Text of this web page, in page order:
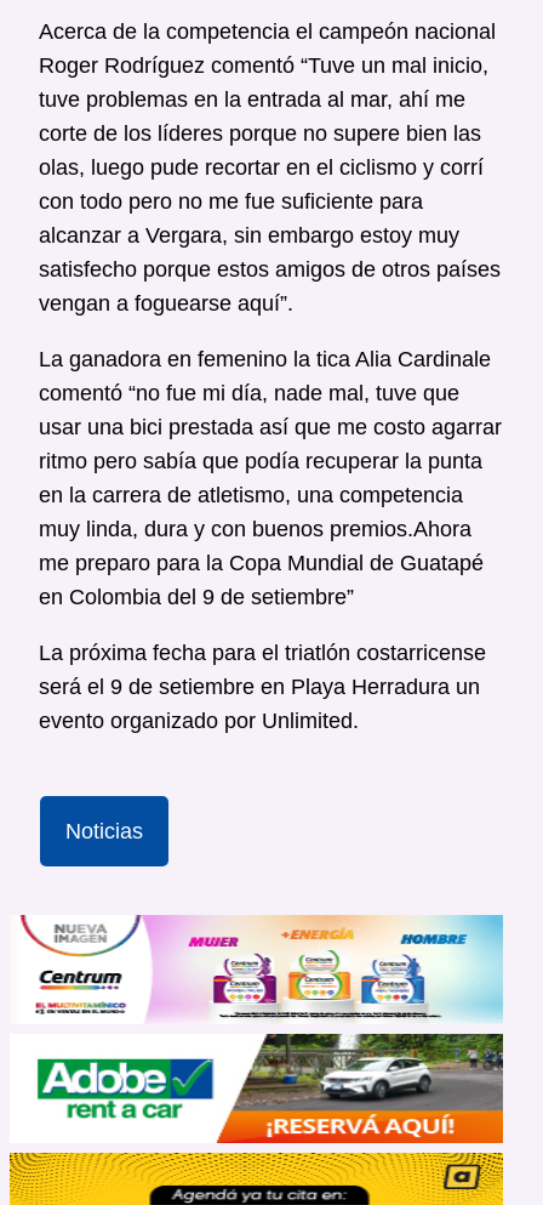
Acerca de la competencia el campeón nacional
Roger Rodríguez comentó “Tuve un mal inicio,
tuve problemas en la entrada al mar, ahí me
corte de los líderes porque no supere bien las
olas, luego pude recortar en el ciclismo y corrí
con todo pero no me fue suficiente para
alcanzar a Vergara, sin embargo estoy muy
satisfecho porque estos amigos de otros países
vengan a foguearse aquí”.
La ganadora en femenino la tica Alia Cardinale
comentó “no fue mi día, nade mal, tuve que
usar una bici prestada así que me costo agarrar
ritmo pero sabía que podía recuperar la punta
en la carrera de atletismo, una competencia
muy linda, dura y con buenos premios.Ahora
me preparo para la Copa Mundial de Guatapé
en Colombia del 9 de setiembre”
La próxima fecha para el triatlón costarricense
será el 9 de setiembre en Playa Herradura un
evento organizado por Unlimited.
Noticias